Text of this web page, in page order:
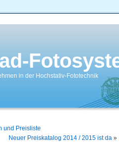
in der Hochstativ-Fototechnik
und Preisliste
Neuer Preiskatalog 2014 / 2015 ist da »